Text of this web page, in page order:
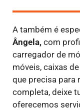
A também é
Ângela, com
carregador de
móveis, caixas
que precisa para
completa, deixe
oferecemos